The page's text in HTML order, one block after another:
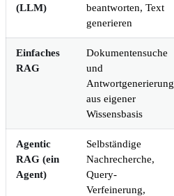
(LLM)
beantworten, Text
generieren
Einfaches
RAG
Dokumentensuche
und
Antwortgenerierung
aus eigener
Wissensbasis
Agentic
RAG (ein
Agent)
Selbständige
Nachrecherche,
Query-
Verfeinerung,